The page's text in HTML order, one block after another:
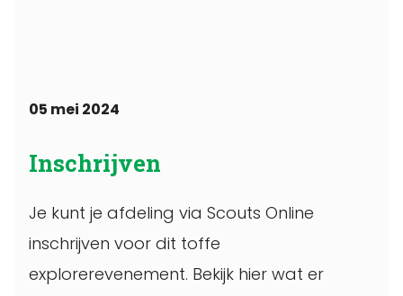
05 mei 2024
Inschrijven
Je kunt je afdeling via Scouts Online
inschrijven voor dit toffe
explorerevenement. Bekijk hier wat er